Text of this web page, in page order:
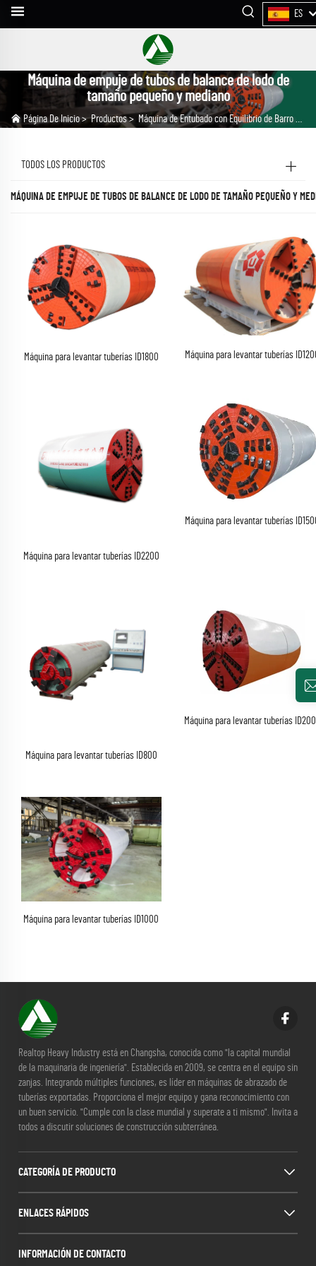
ES
Máquina de empuje de tubos de balance de lodo de
tamaño pequeño y mediano
Página De Inicio>Productos> Máquina de Entubado con Equilibrio de Barro>
TODOS LOS PRODUCTOS
MÁQUINA DE EMPUJE DE TUBOS DE BALANCE DE LODO DE TAMAÑO PEQUEÑO Y
Máquina para levantar tuberías ID1800 Máquina para levantar tuberías
Máquina para levantar tuberías ID2200
Máquina para levantar tuberías
Máquina para levantar tuberías ID800
Máquina para levantar tuberías
Máquina para levantar tuberías ID1000
Realtop Heavy Industry está en Changsha, conocida como "la capital mundial
de la maquinaria de ingeniería". Establecida en 2009, se centra en el equipo sin
zanjas. Integrando múltiples funciones, es líder en máquinas de abrazado de
tuberías exportadas. Proporciona el mejor equipo y gana reconocimiento con
un buen servicio. "Cumple con la clase mundial y superate a ti mismo". Invita a
todos a discutir soluciones de construcción subterránea.
CATEGORÍA DE PRODUCTO
ENLACES RÁPIDOS
INFORMACIÓN DE CONTACTO